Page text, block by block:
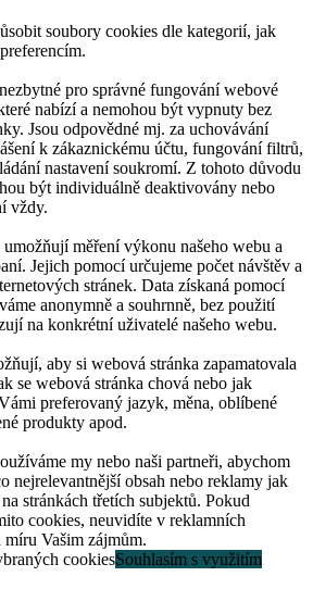
soubory cookies dle kategorií, jak
pro správné fungování webové
nabízí a nemohou být vypnuty bez
Jsou odpovědné mj. za uchovávání
k zákaznickému účtu, fungování filtrů,
nastavení soukromí. Z tohoto důvodu
být individuálně deaktivovány nebo
vždy.
měření výkonu našeho webu a
Jejich pomocí určujeme počet návštěv a
stránek. Data získaná pomocí
anonymně a souhrnně, bez použití
na konkrétní uživatelé našeho webu.
aby si webová stránka zapamatovala
se webová stránka chová nebo jak
preferovaný jazyk, měna, oblíbené
produkty apod.
my nebo naši partneři, abychom
nejrelevantnější obsah nebo reklamy jak
stránkách třetích subjektů. Pokud
cookies, neuvidíte v reklamních
míru Vašim zájmům.
cookiesSouhlasím s využitím